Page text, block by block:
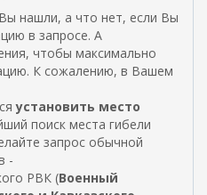
нашли, а что нет, если Вы
в запросе. А
чтобы максимально
К сожалению, в Вашем
установить место
поиск места гибели
запрос обычной
-
РВК (Военный